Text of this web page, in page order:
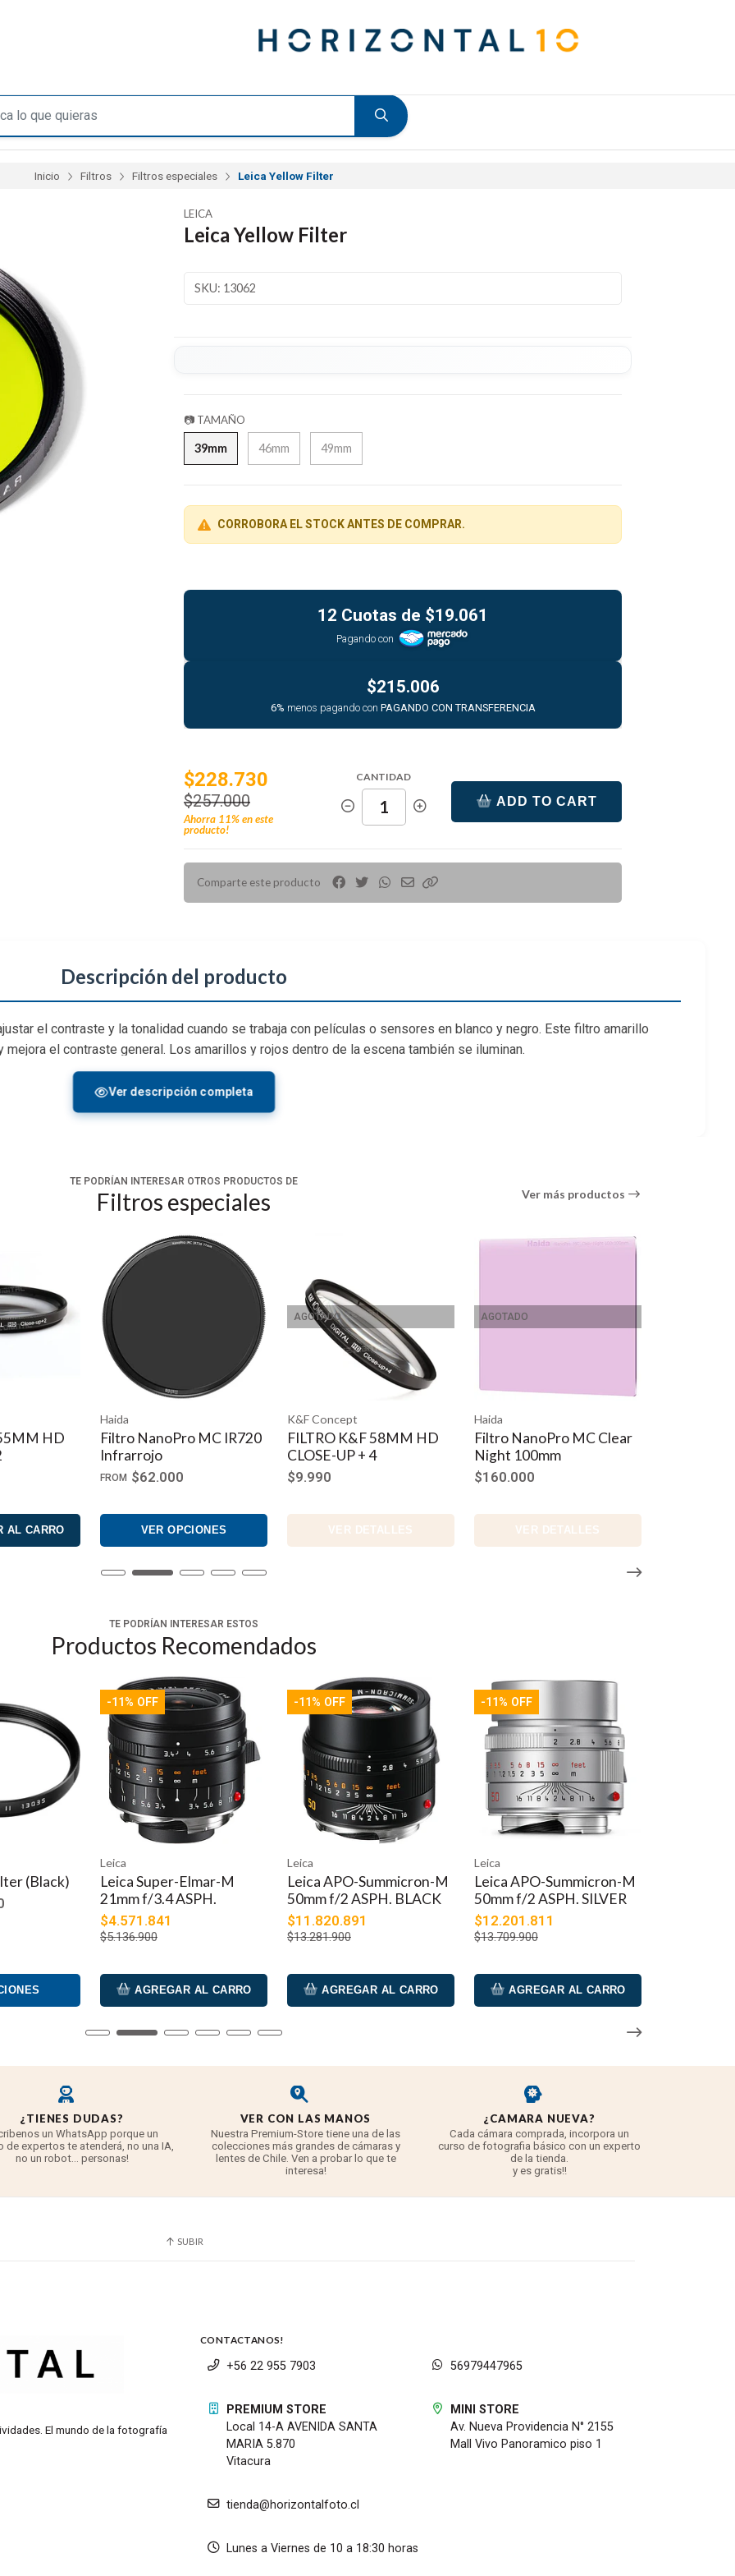
Inicio Filtros Filtros especiales Leica Yellow Filter
LEICA
Leica Yellow Filter
SKU: 13062
📷 TAMAÑO
39mm 46mm 49mm
CORROBORA EL STOCK ANTES DE COMPRAR.
12 Cuotas de $19.061
Pagando con
$215.006
6% menos pagando con PAGANDO CON TRANSFERENCIA
$228.730
$257.000
Ahorra 11%en este
producto!
CANTIDAD
ADD TO CART
Comparte este producto
Descripción del producto
el contraste y la tonalidad cuando se trabaja con películas o sensores en blanco y negro. Este filtro amarillo
el contraste general. Los amarillos y rojos dentro de la escena también se iluminan.
Ver descripción completa
TE PODRÍAN INTERESAR OTROS PRODUCTOS DE
Filtros especiales Ver más productos
MC IR720
K&F Concept
FILTRO K&F 58MM HD
CLOSE-UP + 4
$9.990
VER DETALLES
AGOTADO
Haida
Filtro NanoPro MC Clear
Night 100mm
$160.000
VER DETALLES
AGOTADO
Haida
Filtro Red Diamond Soft
GND8 (0,9) 3 pasos
100mm
VER DETALLES
TE PODRÍAN INTERESAR ESTOS
Productos Recomendados
(Black)
-11% OFF
Leica
Leica Super-Elmar-M
21mm f/3.4 ASPH.
$4.571.841
$5.136.900
AGREGAR AL CARRO
-11% OFF
Leica
Leica APO-Summicron-M
50mm f/2 ASPH. BLACK
$11.820.891
$13.281.900
AGREGAR AL CARRO
-11% OFF
Leica
Leica APO-Summicron-M
50mm f/2 ASPH. SILVER
$12.201.811
$13.709.900
AGREGAR AL CARRO
¿TIENES DUDAS?
un WhatsApp porque un
de expertos te atenderá, no una IA,
no un robot... personas!
VER CON LAS MANOS
Nuestra Premium-Store tiene una de las
colecciones más grandes de cámaras y
lentes de Chile. Ven a probar lo que te
interesa!
¿CAMARA NUEVA?
Cada cámara comprada, incorpora un
curso de fotografia básico con un experto
de la tienda.
y es gratis!!
SUBIR
El mundo de la fotografía
CONTACTANOS!
+56 22 955 7903 56979447965
PREMIUM STORE
Local 14-A AVENIDA SANTA
MARIA 5.870
Vitacura
MINI STORE
Av. Nueva Providencia N° 2155
Mall Vivo Panoramico piso 1
tienda@horizontalfoto.cl
Lunes a Viernes de 10 a 18:30 horas